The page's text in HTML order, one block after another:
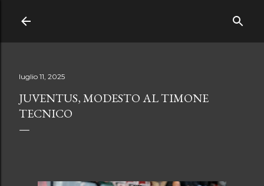
luglio 11, 2025
JUVENTUS, MODESTO AL TIMONE
TECNICO